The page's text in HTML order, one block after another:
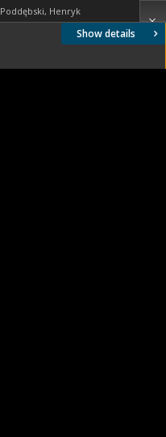
Show details
Poddębski, Henryk